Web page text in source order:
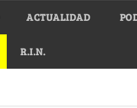
ACTUALIDAD
R.I.N.